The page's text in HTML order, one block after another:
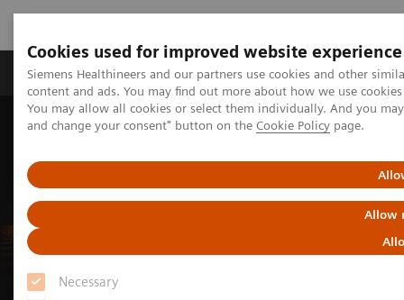
Cookies used for improved website experience
Siemens Healthineers and our partners use cookies and other
content and ads. You may find out more about how we use
You may allow all cookies or select them individually. And you
and change your consent" button on the Cookie Policy page.
Allow
Necessary
Produkte und Services Fachbereiche